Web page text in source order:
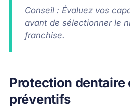
Conseil : Évaluez vos
avant de sélectionner le
franchise.
Protection dentaire
préventifs